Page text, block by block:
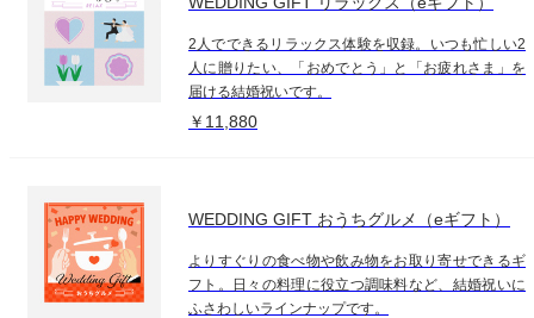
2人でできるリラックス体験を収録。いつも忙しい2
人に贈りたい、「おめでとう」と「お疲れさま」を
届ける結婚祝いです。
￥11,880
WEDDING GIFT おうちグルメ（eギフト）
よりすぐりの食べ物や飲み物をお取り寄せできるギ
フト。日々の料理に役立つ調味料など、結婚祝いに
ふさわしいラインナップです。